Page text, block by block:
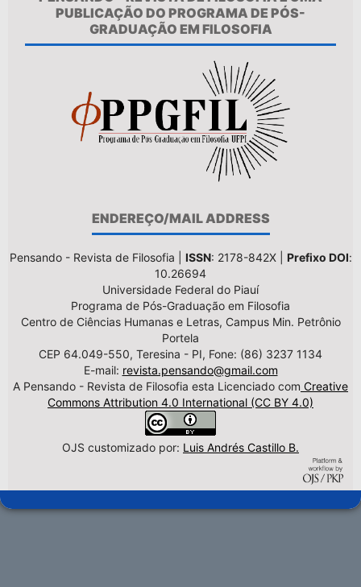
PUBLICAÇÃO DO PROGRAMA DE PÓS-
GRADUAÇÃO EM FILOSOFIA
ENDEREÇO/MAIL ADDRESS
Pensando - Revista de Filosofia | ISSN: 2178-842X | Prefixo DOI:
10.26694
Universidade Federal do Piauí
Programa de Pós-Graduação em Filosofia
Centro de Ciências Humanas e Letras, Campus Min. Petrônio
Portela
CEP 64.049-550, Teresina - PI, Fone: (86) 3237 1134
E-mail: revista.pensando@gmail.com
A Pensando - Revista de Filosofia esta Licenciado com Creative
Commons Attribution 4.0 International (CC BY 4.0)
OJS customizado por: Luis Andrés Castillo B.